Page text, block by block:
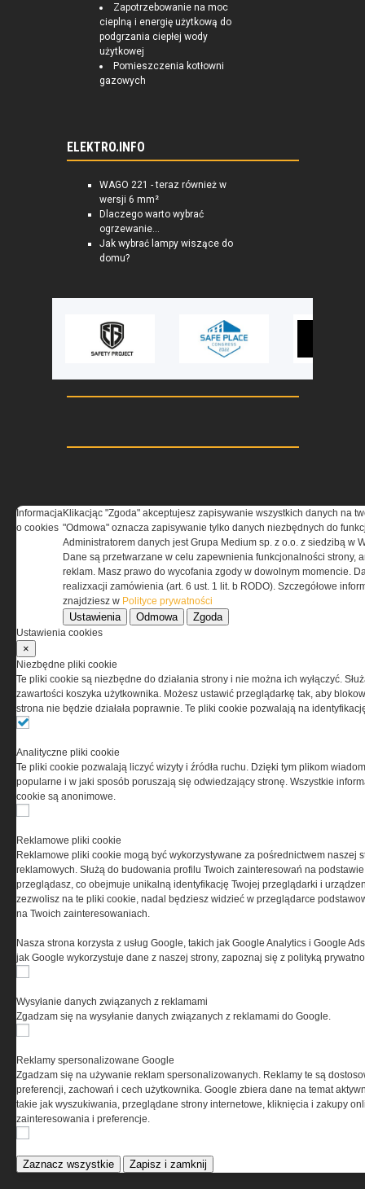
Zapotrzebowanie na moc
cieplną i energię użytkową do
podgrzania ciepłej wody
użytkowej
Pomieszczenia kotłowni
gazowych
ELEKTRO.INFO
WAGO 221 - teraz również w
wersji 6 mm²
Dlaczego warto wybrać
ogrzewanie...
Jak wybrać lampy wiszące do
domu?
O NAS
Codzienne źródło informacji o taktyce, szkoleniu,
misjach bojowych, uzbrojeniu, umundurowaniu
i wyposażeniu jednostek specjalnych w kraju i na świecie.
REGULAMIN
Regulamin określa zasady korzystania z portalu
Korzystanie z portalu jest równoznaczne
z zaakceptowaniem warunków ustanowionych
przez Grupa MEDIUM Spółka z ograniczoną
(zwana dalej Grupa MEDIUM) w postaci Regulaminu.
Przeczytaj regulamin
PRYWATNOŚĆ
Ta witryna wykorzystuje pliki cookies do przechowywania
informacji na Twoim komputerze. Pliki cookies stosujemy
Korzystanie z witryny bez zmiany ustawień dotyczących
cookies oznacza, że będą one zamieszczane w Twoim
urządzeniu końcowym. W każdym momencie możesz
dokonać zmiany ustawień przeglądarki dotyczących
cookies. Nim Państwo zaczną korzystać z naszego
Informacja
o cookies
Klikacjąc "Zgoda" akceptujesz zapisywanie wszystkich danych na
"Odmowa" oznacza zapisywanie tylko danych niezbędnych do
Administratorem danych jest Grupa Medium sp. z o.o. z siedzibą w
Dane są przetwarzane w celu zapewnienia funkcjonalności strony,
reklam. Masz prawo do wycofania zgody w dowolnym momencie.
realizxacji zamówienia (art. 6 ust. 1 lit. b RODO). Szczegółowe
znajdziesz w Polityce prywatności
Ustawienia Odmowa Zgoda
Ustawienia cookies
×
Niezbędne pliki cookie
Te pliki cookie są niezbędne do działania strony i nie można ich wyłączyć.
zawartości koszyka użytkownika. Możesz ustawić przeglądarkę tak, aby
strona nie będzie działała poprawnie. Te pliki cookie pozwalają na
Analityczne pliki cookie
Te pliki cookie pozwalają liczyć wizyty i źródła ruchu. Dzięki tym plikom
popularne i w jaki sposób poruszają się odwiedzający stronę. Wszystkie
cookie są anonimowe.
Reklamowe pliki cookie
Reklamowe pliki cookie mogą być wykorzystywane za pośrednictwem naszej
reklamowych. Służą do budowania profilu Twoich zainteresowań na
przeglądasz, co obejmuje unikalną identyfikację Twojej przeglądarki i
zezwolisz na te pliki cookie, nadal będziesz widzieć w przeglądarce
na Twoich zainteresowaniach.
Nasza strona korzysta z usług Google, takich jak Google Analytics i Google
jak Google wykorzystuje dane z naszej strony, zapoznaj się z polityką
Wysyłanie danych związanych z reklamami
Zgadzam się na wysyłanie danych związanych z reklamami do Google.
Reklamy spersonalizowane Google
Zgadzam się na używanie reklam spersonalizowanych. Reklamy te są
preferencji, zachowań i cech użytkownika. Google zbiera dane na temat
takie jak wyszukiwania, przeglądane strony internetowe, kliknięcia i zakupy
zainteresowania i preferencje.
Zaznacz wszystkie Zapisz i zamknij